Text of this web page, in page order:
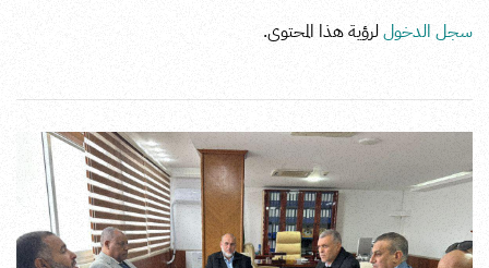
سجل الدخوللرؤية هذا المحتوى.